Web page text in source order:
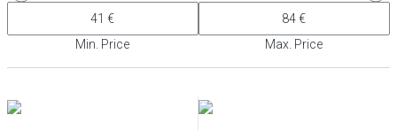
Min. Price Max. Price